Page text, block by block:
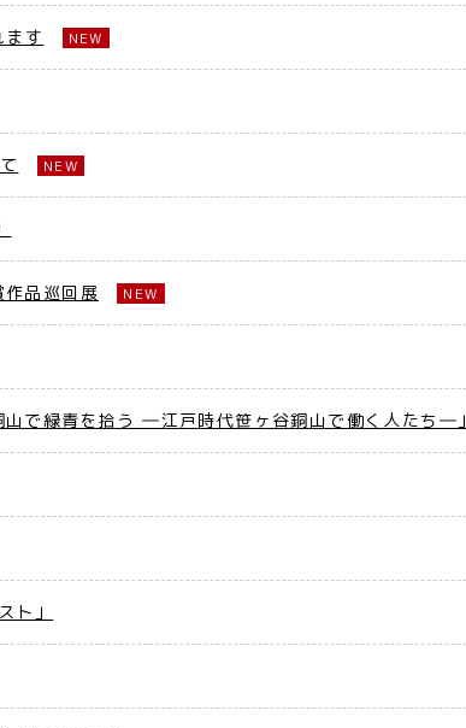
す NEW
NEW
品巡回展 NEW
で緑青を拾う ―江戸時代笹ヶ谷銅山で働く人たち―」
ト」